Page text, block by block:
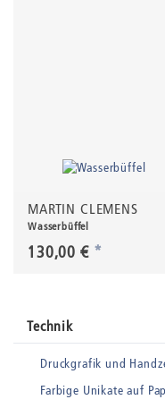
MARTIN CLEMENS
Wasserbüffel
130,00 € *
Technik
Druckgrafik und
Farbige Unikate auf